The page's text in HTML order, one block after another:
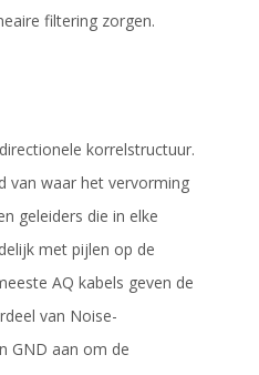
filtering zorgen.
korrelstructuur.
van waar het vervorming
geleiders die in elke
met pijlen op de
AQ kabels geven de
van Noise-
GND aan om de